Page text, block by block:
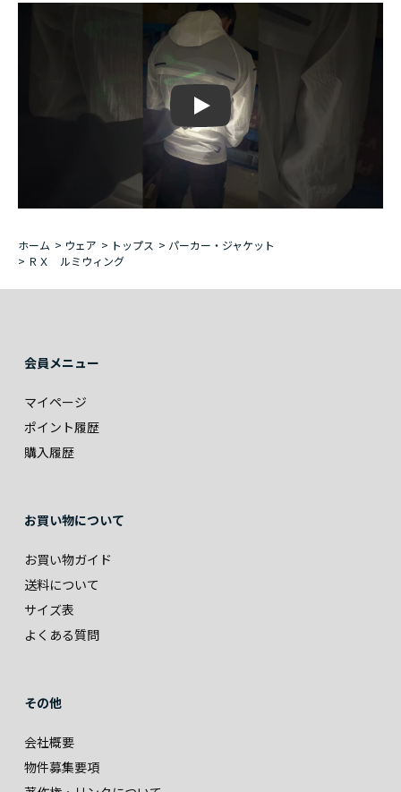
Play
ホーム > ウェア > トップス > パーカー・ジャケット
> ＲＸ ルミウィング
会員メニュー
マイページ
ポイント履歴
購入履歴
お買い物について
お買い物ガイド
送料について
サイズ表
よくある質問
その他
会社概要
物件募集要項